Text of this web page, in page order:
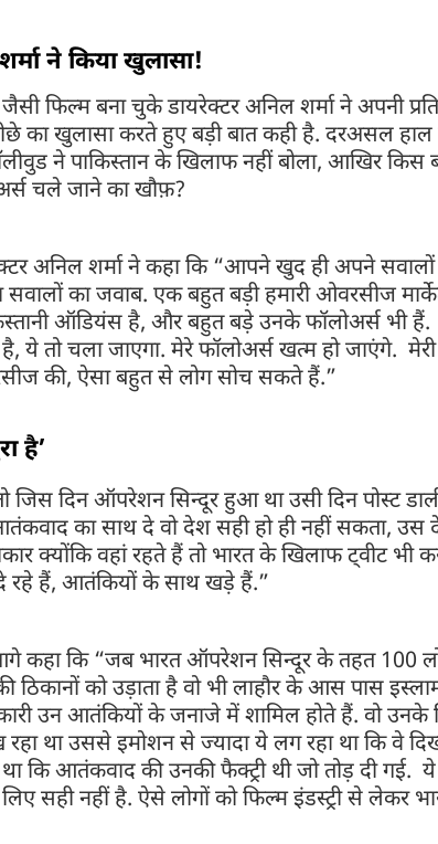
ने किया खुलासा!
फिल्म बना चुके डायरेक्टर अनिल शर्मा ने अपनी
का खुलासा करते हुए बड़ी बात कही है. दरअसल हाल
ने पाकिस्तान के खिलाफ नहीं बोला, आखिर किस
चले जाने का खौफ़?
अनिल शर्मा ने कहा कि “आपने खुद ही अपने
का जवाब. एक बहुत बड़ी हमारी ओवरसीज
ऑडियंस है, और बहुत बड़े उनके फॉलोअर्स भी
ये तो चला जाएगा. मेरे फॉलोअर्स खत्म हो जाएंगे. मेरी
की, ऐसा बहुत से लोग सोच सकते हैं.”
है’
दिन ऑपरेशन सिन्दूर हुआ था उसी दिन पोस्ट
का साथ दे वो देश सही हो ही नहीं सकता,
क्योंकि वहां रहते हैं तो भारत के खिलाफ ट्वीट भी
हैं, आतंकियों के साथ खड़े हैं.”
कहा कि “जब भारत ऑपरेशन सिन्दूर के तहत 100
को उड़ाता है वो भी लाहौर के आस पास
उन आतंकियों के जनाजे में शामिल होते हैं. वो उनके
था उससे इमोशन से ज्यादा ये लग रहा था कि वे
कि आतंकवाद की उनकी फैक्ट्री थी जो तोड़ दी गई.
सही नहीं है. ऐसे लोगों को फिल्म इंडस्ट्री से लेकर